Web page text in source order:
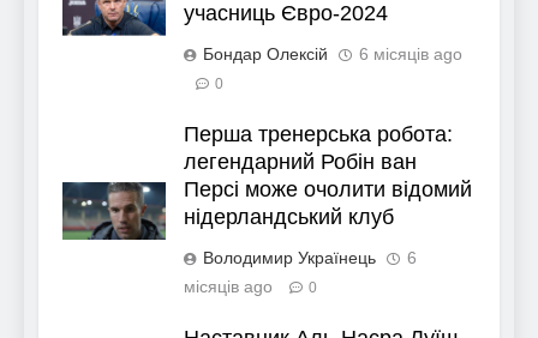
учасниць Євро-2024
Бондар Олексій 6 місяців ago
0
Перша тренерська робота:
легендарний Робін ван
Персі може очолити відомий
нідерландський клуб
Володимир Українець
6
місяців ago
0